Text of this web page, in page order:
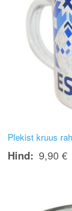
Plekist kruus
Hind 9,90 €